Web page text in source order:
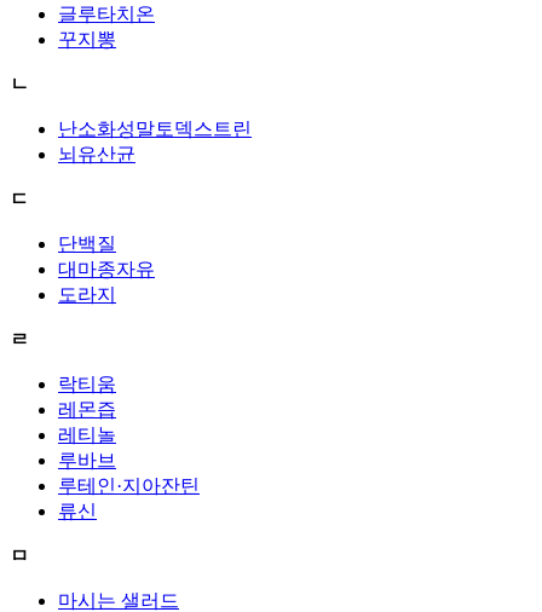
글루타치온
꾸지뽕
ㄴ
난소화성말토덱스트린
뇌유산균
ㄷ
단백질
대마종자유
도라지
ㄹ
락티움
레몬즙
레티놀
루바브
루테인·지아잔틴
류신
ㅁ
마시는 샐러드